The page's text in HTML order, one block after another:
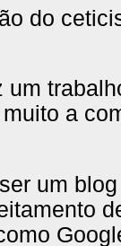
do
um
a
um